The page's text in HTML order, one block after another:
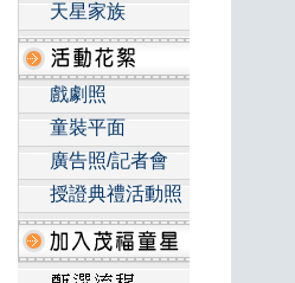
天星家族
戲劇照
童裝平面
廣告照/記者會
授證典禮活動照